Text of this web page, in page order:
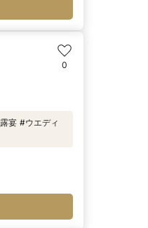
0
宴 #ウエディ